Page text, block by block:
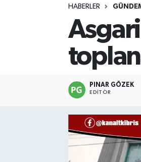
HABERLER
PINAR GÖZEK
EDITÖR